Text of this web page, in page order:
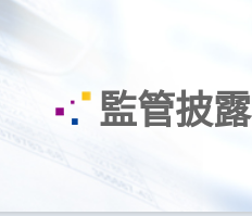
監管披露